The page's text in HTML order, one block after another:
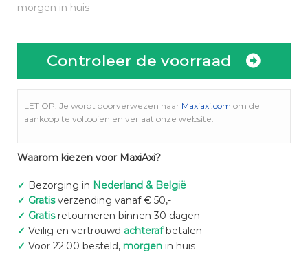
morgen in huis
Controleer de voorraad
LET OP: Je wordt doorverwezen naar Maxiaxi.com om de
aankoop te voltooien en verlaat onze website.
Waarom kiezen voor MaxiAxi?
✓ Bezorging in Nederland & België
✓ Gratisverzending vanaf € 50,-
✓ Gratisretourneren binnen 30 dagen
✓ Veilig en vertrouwd achterafbetalen
✓ Voor 22:00 besteld, morgenin huis